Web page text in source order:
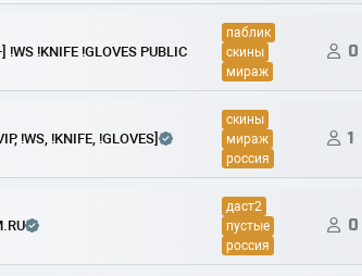
!KNIFE !GLOVES PUBLIC
паблик
скины
мираж
0
!WS, !KNIFE, !GLOVES]
скины
мираж
россия
1
даст2
пустые
россия
0